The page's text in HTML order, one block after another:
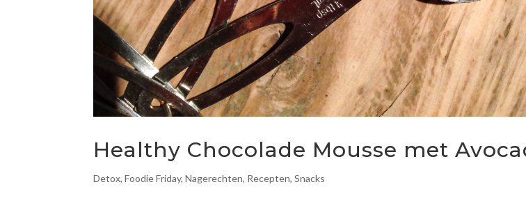
Healthy Chocolade Mousse met
Detox,Foodie Friday,Nagerechten, Recepten,Snacks